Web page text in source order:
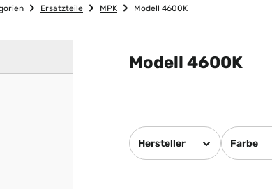
Ersatzteile MPK Modell 4600K
Modell 4600K
Hersteller Farbe